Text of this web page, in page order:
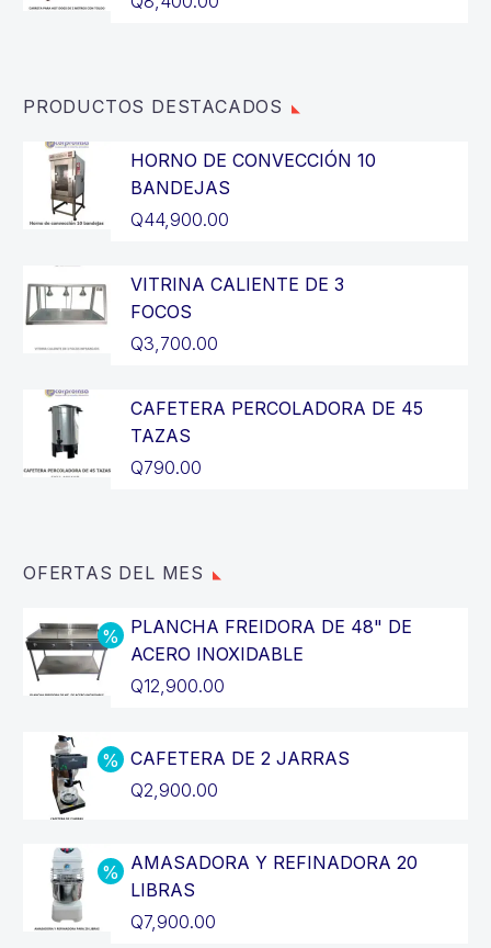
PRODUCTOS DESTACADOS
HORNO DE CONVECCIÓN 10
BANDEJAS
Q44,900.00
VITRINA CALIENTE DE 3
FOCOS
Q3,700.00
CAFETERA PERCOLADORA DE 45
TAZAS
Q790.00
OFERTAS DEL MES
PLANCHA FREIDORA DE 48" DE
ACERO INOXIDABLE
El
original
era:
Q12,900.00
precio
actual
CAFETERA DE 2 JARRAS
El
original
era:
Q3,200.00.
Q2,900.00
precio
actual
es:
AMASADORA Y REFINADORA 20
LIBRAS
El
Q7,900.00